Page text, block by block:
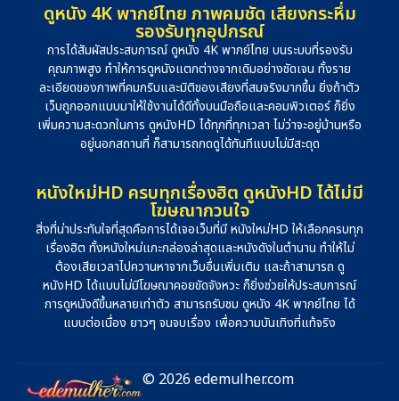
ดูหนัง 4K พากย์ไทย ภาพคมชัด เสียงกระหึ่ม
รองรับทุกอุปกรณ์
การได้สัมผัสประสบการณ์ ดูหนัง 4K พากย์ไทย บนระบบที่รองรับ
คุณภาพสูง ทำให้การดูหนังแตกต่างจากเดิมอย่างชัดเจน ทั้งราย
ละเอียดของภาพที่คมกริบและมิติของเสียงที่สมจริงมากขึ้น ยิ่งถ้าตัว
เว็บถูกออกแบบมาให้ใช้งานได้ดีทั้งบนมือถือและคอมพิวเตอร์ ก็ยิ่ง
เพิ่มความสะดวกในการ ดูหนังHD ได้ทุกที่ทุกเวลา ไม่ว่าจะอยู่บ้านหรือ
อยู่นอกสถานที่ ก็สามารถกดดูได้ทันทีแบบไม่มีสะดุด
หนังใหม่HD ครบทุกเรื่องฮิต ดูหนังHD ได้ไม่มี
โฆษณากวนใจ
สิ่งที่น่าประทับใจที่สุดคือการได้เจอเว็บที่มี หนังใหม่HD ให้เลือกครบทุก
เรื่องฮิต ทั้งหนังใหม่แกะกล่องล่าสุดและหนังดังในตำนาน ทำให้ไม่
ต้องเสียเวลาไปควานหาจากเว็บอื่นเพิ่มเติม และถ้าสามารถ ดู
หนังHD ได้แบบไม่มีโฆษณาคอยขัดจังหวะ ก็ยิ่งช่วยให้ประสบการณ์
การดูหนังดีขึ้นหลายเท่าตัว สามารถรับชม ดูหนัง 4K พากย์ไทย ได้
แบบต่อเนื่อง ยาวๆ จนจบเรื่อง เพื่อความบันเทิงที่แท้จริง
© 2026 edemulher.com